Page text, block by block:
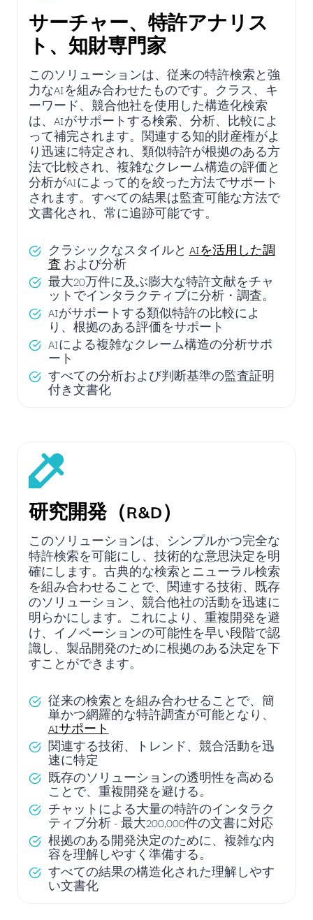
サーチャー、特許アナリス
ト、知財専門家
このソリューションは、従来の特許検索と強
力なAIを組み合わせたものです。クラス、キ
ーワード、競合他社を使用した構造化検索
は、AIがサポートする検索、分析、比較によ
って補完されます。関連する知的財産権がよ
り迅速に特定され、類似特許が根拠のある方
法で比較され、複雑なクレーム構造の評価と
分析がAIによって的を絞った方法でサポート
されます。すべての結果は監査可能な方法で
文書化され、常に追跡可能です。
クラシックなスタイルと AIを活用した調
査 および分析
最大20万件に及ぶ膨大な特許文献をチャ
ットでインタラクティブに分析・調査。
AIがサポートする類似特許の比較によ
り、根拠のある評価をサポート
AIによる複雑なクレーム構造の分析サポ
ート
すべての分析および判断基準の監査証明
付き文書化
研究開発（R&D）
このソリューションは、シンプルかつ完全な
特許検索を可能にし、技術的な意思決定を明
確にします。古典的な検索とニューラル検索
を組み合わせることで、関連する技術、既存
のソリューション、競合他社の活動を迅速に
明らかにします。これにより、重複開発を避
け、イノベーションの可能性を早い段階で認
識し、製品開発のために根拠のある決定を下
すことができます。
従来の検索とを組み合わせることで、簡
単かつ網羅的な特許調査が可能となり、
AIサポート
関連する技術、トレンド、競合活動を迅
速に特定
既存のソリューションの透明性を高める
ことで、重複開発を避ける。
チャットによる大量の特許のインタラク
ティブ分析 - 最大200,000件の文書に対応
根拠のある開発決定のために、複雑な内
容を理解しやすく準備する。
すべての結果の構造化された理解しやす
い文書化